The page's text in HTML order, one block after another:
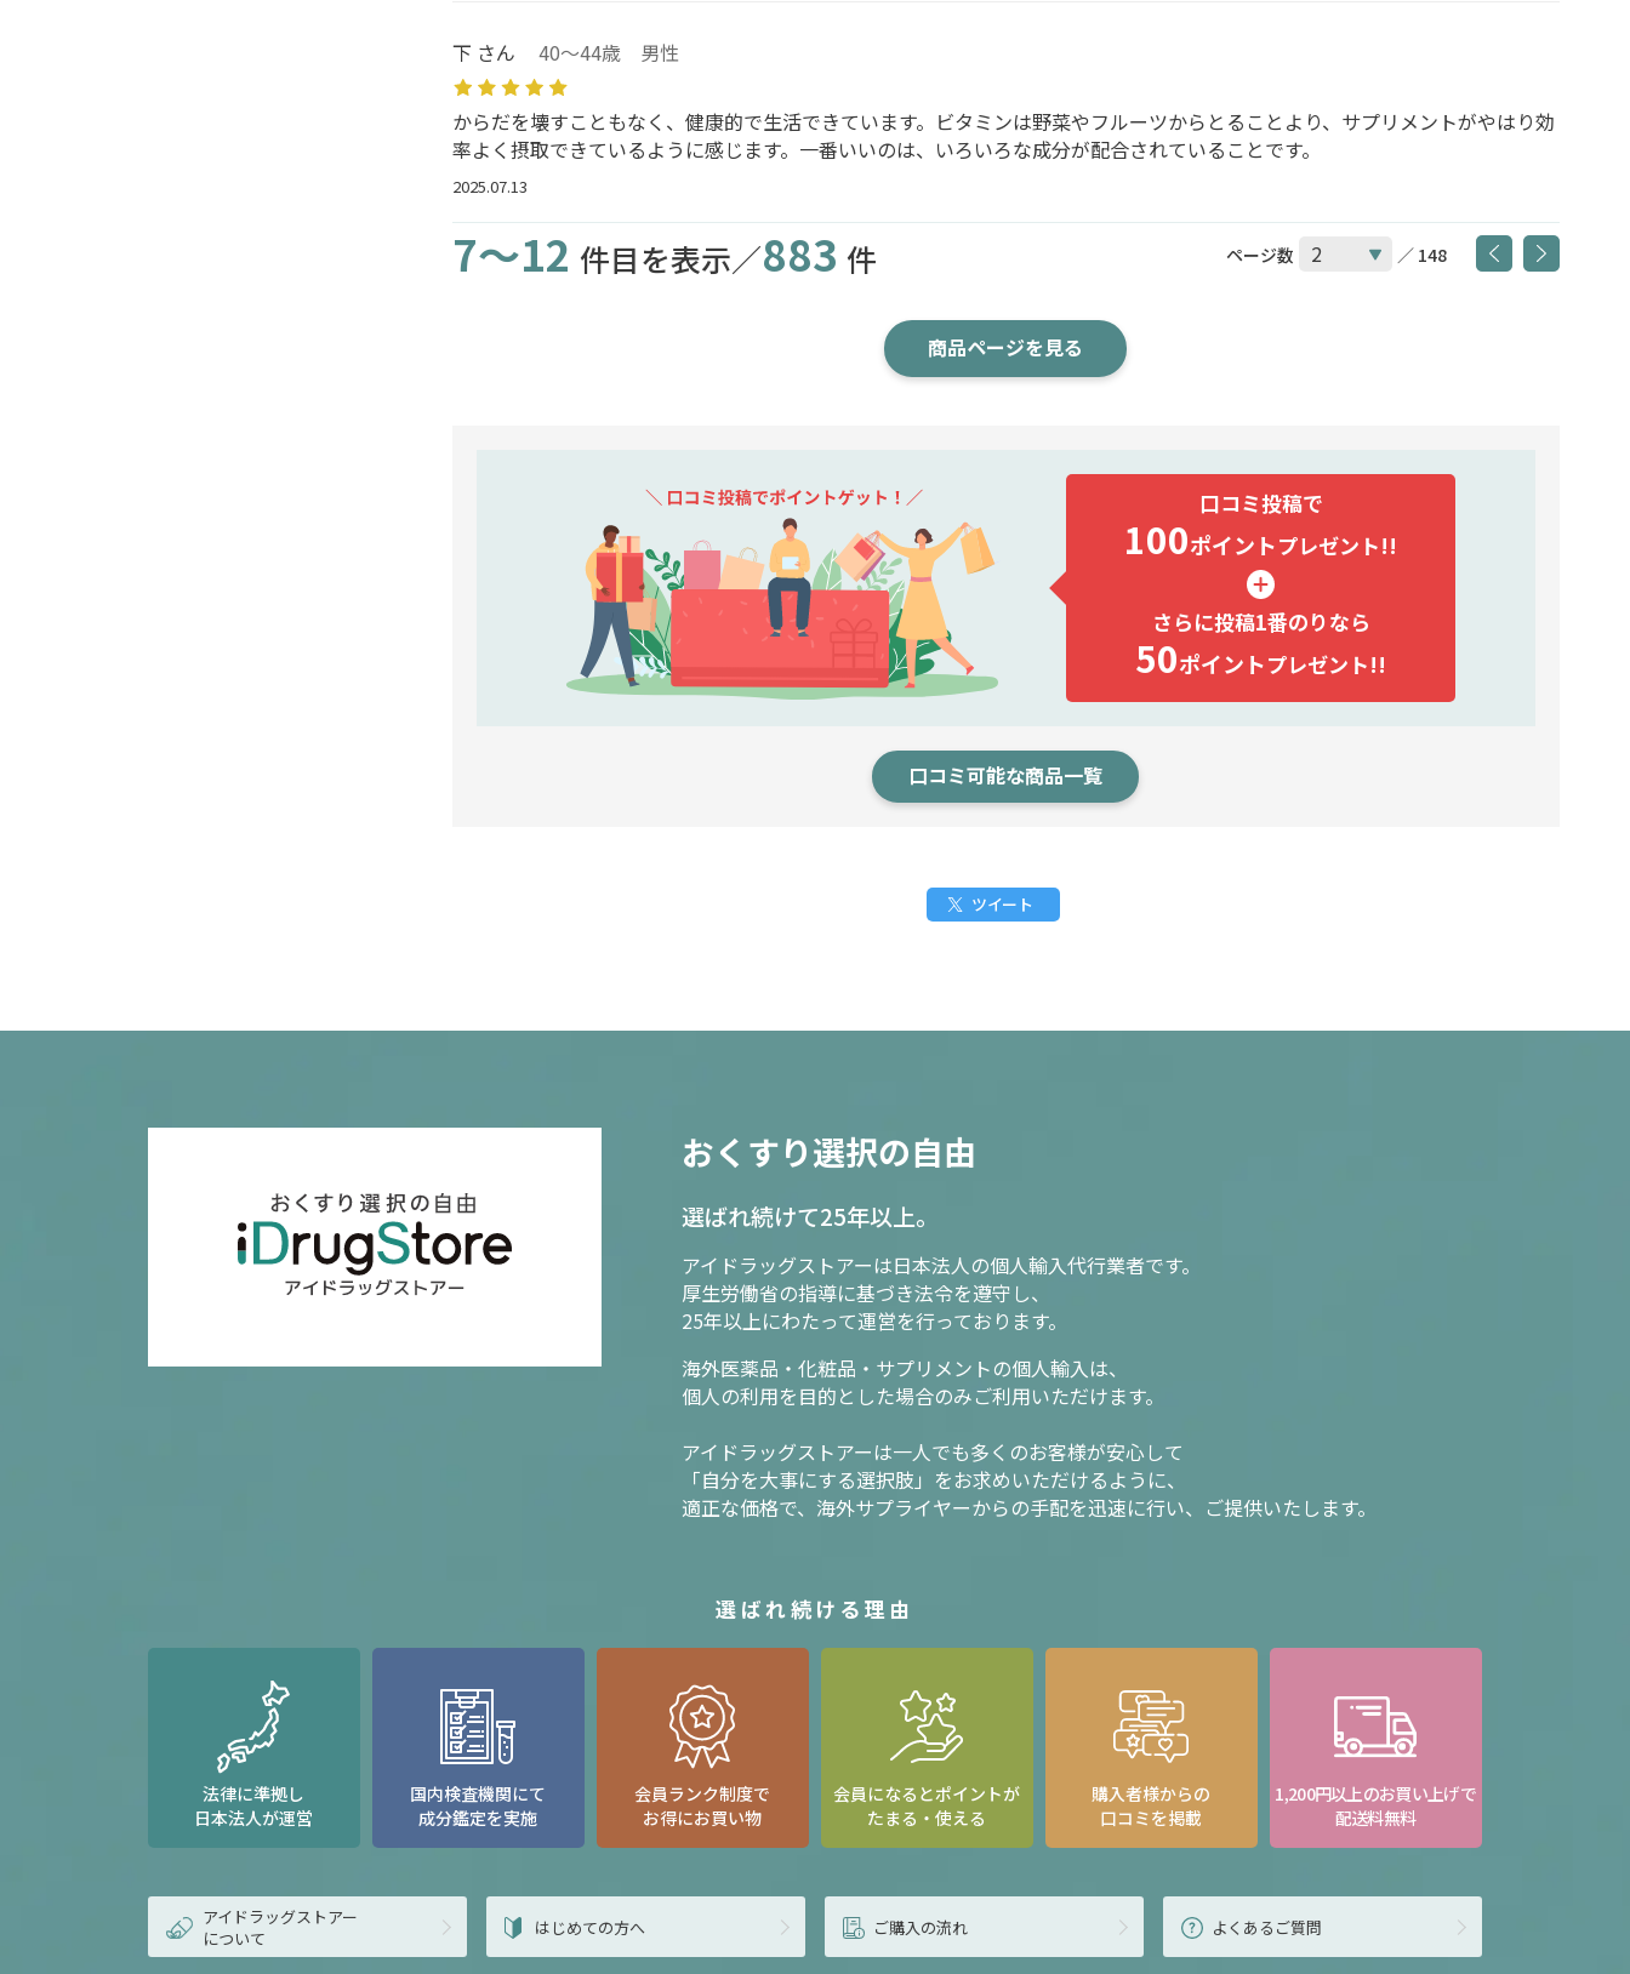
下 さん 40～44歳 男性
からだを壊すこともなく、健康的で生活できています。ビタミンは野菜やフルーツからとることより、サプリメントがやはり効
率よく摂取できているように感じます。一番いいのは、いろいろな成分が配合されていることです。
2025.07.13
7～12 件目を表示／883 件 ページ数 ／ 148
商品ページを見る
口コミ投稿で
100ポイントプレゼント!!
さらに投稿1番のりなら
50ポイントプレゼント!!
口コミ可能な商品一覧
ツイート
おくすり選択の自由
選ばれ続けて25年以上。
アイドラッグストアーは日本法人の個人輸入代行業者です。
厚生労働省の指導に基づき法令を遵守し、
25年以上にわたって運営を行っております。
海外医薬品・化粧品・サプリメントの個人輸入は、
個人の利用を目的とした場合のみご利用いただけます。
アイドラッグストアーは一人でも多くのお客様が安心して
「自分を大事にする選択肢」をお求めいただけるように、
適正な価格で、海外サプライヤーからの手配を迅速に行い、ご提供いたします。
選ばれ続ける理由
法律に準拠し
日本法人が運営
国内検査機関にて
成分鑑定を実施
会員ランク制度で
お得にお買い物
会員になるとポイントが
たまる・使える
購入者様からの
口コミを掲載
1,200円以上のお買い上げで
配送料無料
アイドラッグストアー
について
はじめての方へ ご購入の流れ よくあるご質問